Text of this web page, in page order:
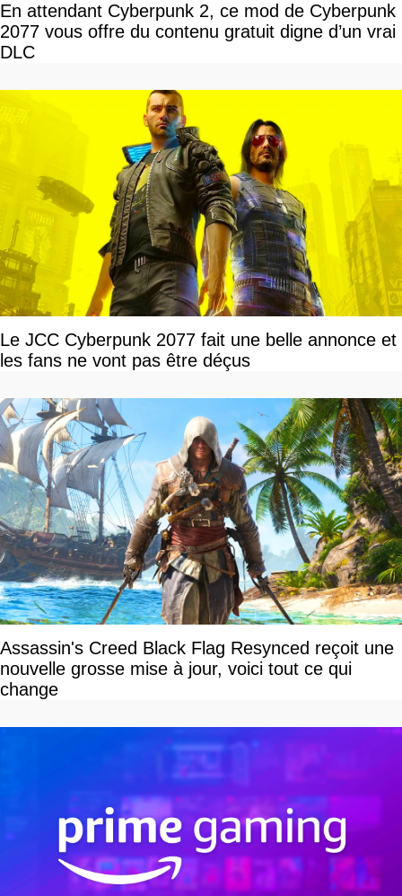
En attendant Cyberpunk 2, ce mod de Cyberpunk
2077 vous offre du contenu gratuit digne d’un vrai
DLC
Le JCC Cyberpunk 2077 fait une belle annonce et
les fans ne vont pas être déçus
Assassin's Creed Black Flag Resynced reçoit une
nouvelle grosse mise à jour, voici tout ce qui
change